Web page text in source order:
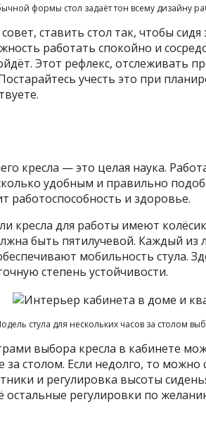
формы стол задаёт тон всему дизайну
ставить стол так, чтобы
работать спокойно и
Этот рефлекс, отслеживать
учесть это при
кресла — это целая наука.
удобным и правильно
работоспособность и здоровье.
кресла для работы имеют
быть пятилучевой. Каждый из
мобильность стула.
степень устойчивости.
стула для нескольких часов за столом
выбора кресла в кабинете
столом. Если недолго, то можно
и регулировка высоты
остальные регулировки по